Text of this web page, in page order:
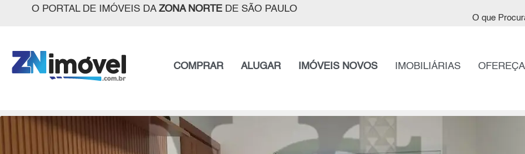
O PORTAL DE IMÓVEIS DA ZONA NORTEDE SÃO PAULO
O que
COMPRAR ALUGAR IMÓVEIS NOVOS IMOBILIÁRIAS